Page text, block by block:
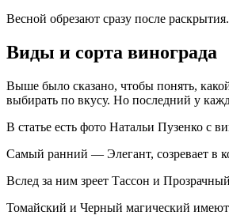
Весной обрезают сразу после
Виды и сорта винограда
Выше было сказано, чтобы понять,
выбирать по вкусу. Но последний у
В статье есть фото Натальи Пузенко с
Самый ранний — Элегант, созревает в
Вслед за ним зреет Тассон и
Томайский и Черный магический имеют